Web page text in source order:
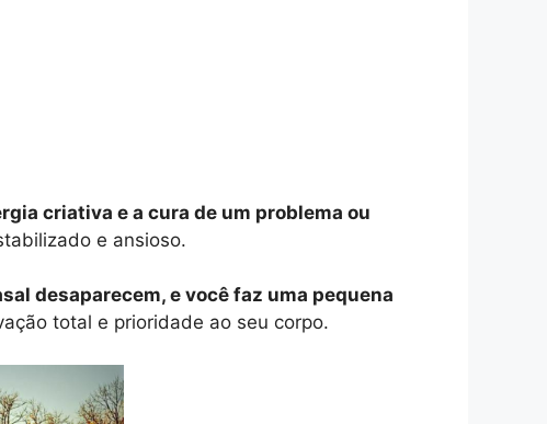
criativa e a cura de um problema ou
e ansioso.
desaparecem, e você faz uma pequena
total e prioridade ao seu corpo.